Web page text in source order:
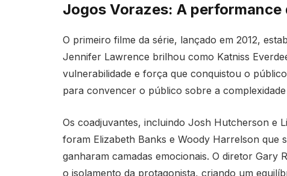
Jogos Vorazes: A
O primeiro filme da série, lançado em 2012,
Jennifer Lawrence brilhou como Katniss
vulnerabilidade e força que conquistou o
para convencer o público sobre a
Os coadjuvantes, incluindo Josh Hutcherson e
foram Elizabeth Banks e Woody Harrelson que
ganharam camadas emocionais. O diretor Gary
o isolamento da protagonista, criando um